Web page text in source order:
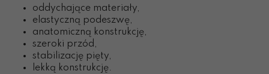
oddychające materiały,
elastyczną podeszwę,
anatomiczną konstrukcję,
szeroki przód,
stabilizację pięty,
lekką konstrukcję.